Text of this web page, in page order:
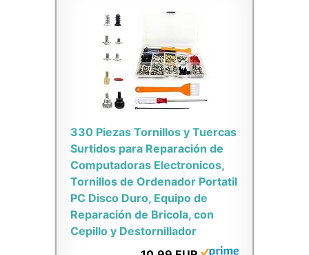
330 Piezas Tornillos y Tuercas
Surtidos para Reparación de
Computadoras Electronicos,
Tornillos de Ordenador Portatil
PC Disco Duro, Equipo de
Reparación de Bricola, con
Cepillo y Destornillador